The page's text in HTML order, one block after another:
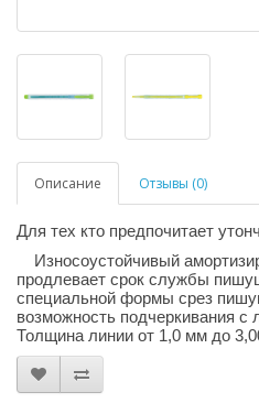
Описание Отзывы (0)
Для тех кто предпочитает
Износоустойчивый
продлевает срок службы
специальной формы срез
возможность подчеркивания с
Толщина линии от 1,0 мм до